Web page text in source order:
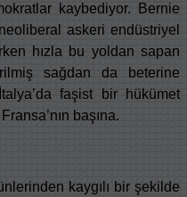
kaybediyor. Bernie
askeri endüstriyel
hızla bu yoldan sapan
sağdan da beterine
faşist bir hükümet
başına.
kaygılı bir şekilde